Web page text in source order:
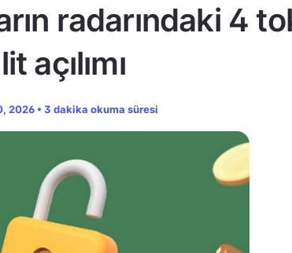
radarındaki 4
açılımı
2026 • 3 dakika okuma süresi